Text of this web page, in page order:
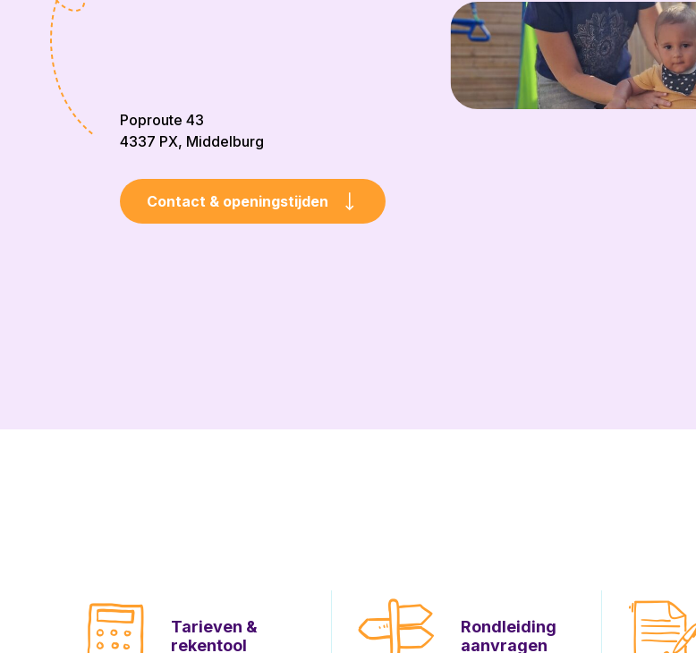
Poproute 43
4337 PX, Middelburg
Contact & openingstijden
Tarieven &
rekentool
Rondleiding
aanvragen